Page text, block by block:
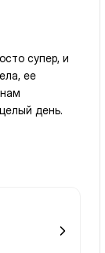
супер, и
ее
день.